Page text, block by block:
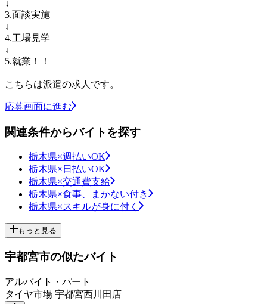
↓
3.面談実施
↓
4.工場見学
↓
5.就業！！
こちらは派遣の求人です。
応募画面に進む
関連条件からバイトを探す
栃木県×週払いOK
栃木県×日払いOK
栃木県×交通費支給
栃木県×食事、まかない付き
栃木県×スキルが身に付く
もっと見る
宇都宮市の似たバイト
アルバイト・パート
タイヤ市場 宇都宮西川田店